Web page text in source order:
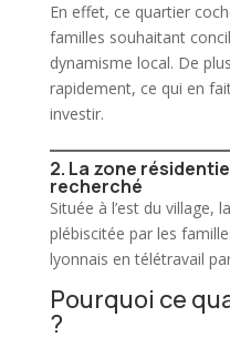
En effet, ce quartier
familles souhaitant
dynamisme local. De
rapidement, ce qui en
investir.
2. La zone
recherché
Située à l’est du village,
plébiscitée par les
lyonnais en télétravail
Pourquoi ce
?